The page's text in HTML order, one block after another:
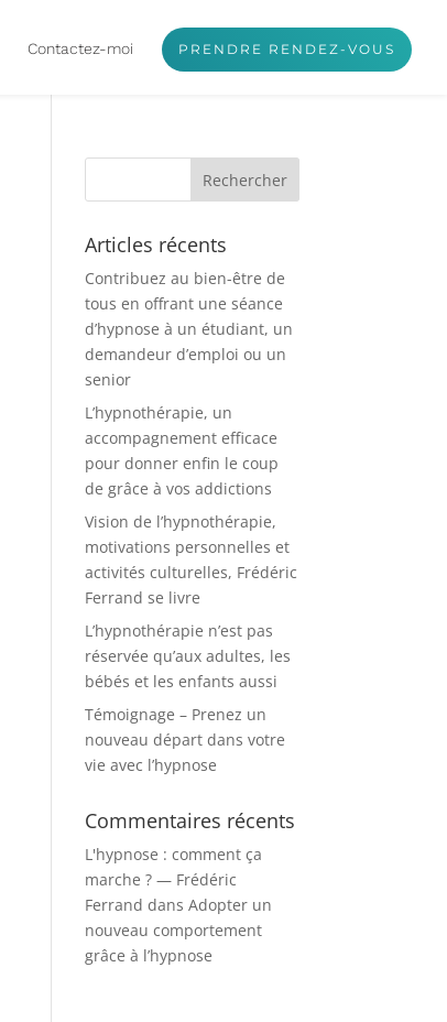
Contactez-moi PRENDRE RENDEZ-VOUS
Articles récents
Contribuez au bien-être de
tous en offrant une séance
d’hypnose à un étudiant, un
demandeur d’emploi ou un
senior
L’hypnothérapie, un
accompagnement efficace
pour donner enfin le coup
de grâce à vos addictions
Vision de l’hypnothérapie,
motivations personnelles et
activités culturelles, Frédéric
Ferrand se livre
L’hypnothérapie n’est pas
réservée qu’aux adultes, les
bébés et les enfants aussi
Témoignage – Prenez un
nouveau départ dans votre
vie avec l’hypnose
Commentaires récents
L'hypnose : comment ça
marche ? — Frédéric
Ferrand dansAdopter un
nouveau comportement
grâce à l’hypnose